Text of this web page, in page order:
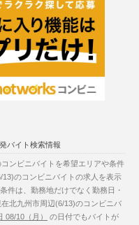
バイト検索情報
ンビニバイトを希望エリアや条件
のコンビニバイトの求人を表示
件は、勤務地だけでなく勤務日・
北九州市周辺(6/13)のコンビニバ
08/10（月）
の日付でもバイトが